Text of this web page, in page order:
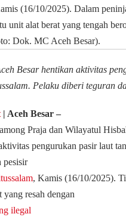
(16/10/2025). Dalam
unit alat berat yang tengah
Dok. MC Aceh Besar).
Besar hentikan aktivitas
Pelaku diberi teguran
| Aceh Besar ‒
Praja dan Wilayatul
pengurukan pasir laut
pesisir
, Kamis (16/10/2025).
yang resah dengan
ilegal